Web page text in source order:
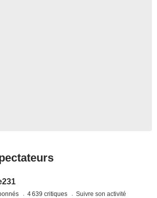
4 639 critiques Suivre son activité